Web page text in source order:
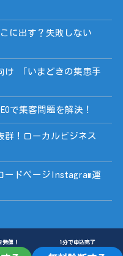
発信！ 1分で申込完了
こに出す？失敗しない
け 「いまどきの集患手
で集客問題を解決！
群！ローカルビジネス
ードページInstagram運